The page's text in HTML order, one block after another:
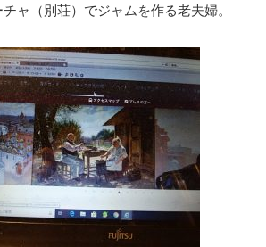
ャ（別荘）でジャムを作る老夫婦。